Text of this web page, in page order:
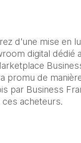
d'une mise en
digital dédié
promu de
par Business
acheteurs.